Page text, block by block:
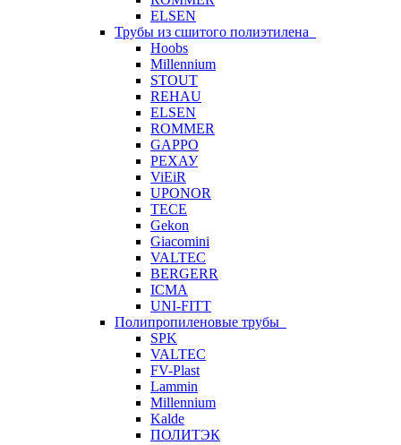
ELSEN
Трубы из сшитого полиэтилена
Hoobs
Millennium
STOUT
REHAU
ELSEN
ROMMER
GAPPO
РЕХАУ
ViEiR
UPONOR
TECE
Gekon
Giacomini
VALTEC
BERGERR
ICMA
UNI-FITT
Полипропиленовые трубы
SPK
VALTEC
FV-Plast
Lammin
Millennium
Kalde
ПОЛИТЭК